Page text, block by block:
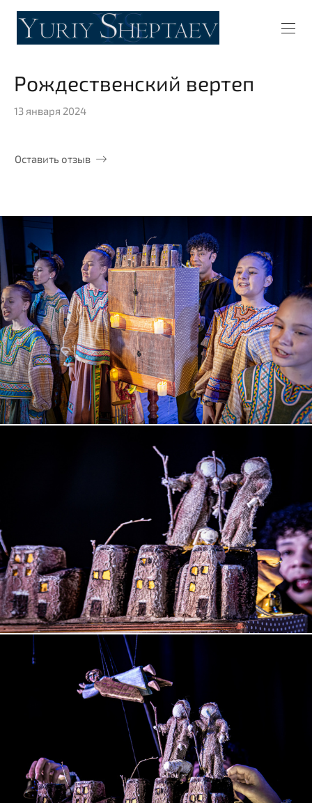
Рождественский вертеп
13 января 2024
Оставить отзыв